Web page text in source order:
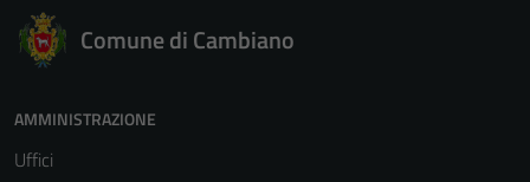
Comune di Cambiano
AMMINISTRAZIONE
Uffici